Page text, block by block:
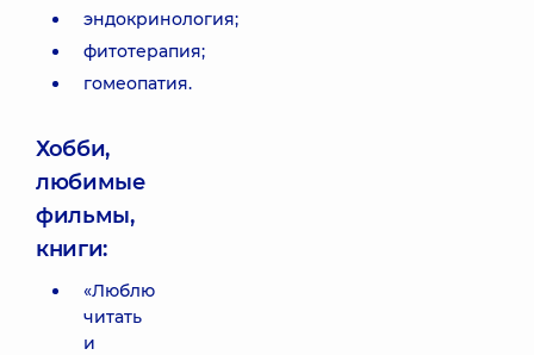
эндокринология;
фитотерапия;
гомеопатия.
Хобби,
любимые
фильмы,
книги:
«Люблю
читать
и